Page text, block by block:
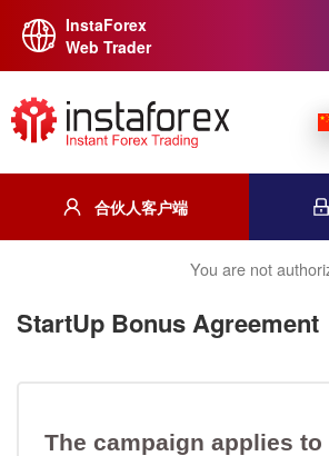
InstaForex
Web Trader
合伙人客户端
You are not
StartUp Bonus Agreement